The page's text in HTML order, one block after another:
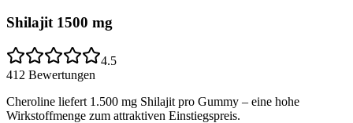
Shilajit 1500 mg
4.5
412 Bewertungen
Cheroline liefert 1.500 mg Shilajit pro Gummy – eine hohe
Wirkstoffmenge zum attraktiven Einstiegspreis.